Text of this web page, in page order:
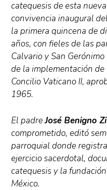
catequesis de esta
convivencia inaugural
la primera quincena de
años, con fieles de las
Calvario y San
de la implementación
Concilio Vaticano II,
1965.
El padreJosé Benigno
comprometido, editó
parroquial donde
ejercicio sacerdotal,
catequesis y la
México.